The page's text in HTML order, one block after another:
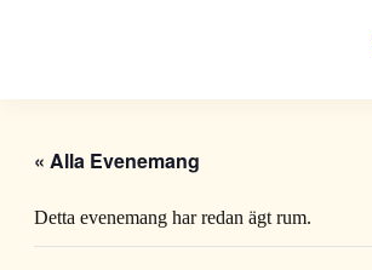
« Alla Evenemang
Detta evenemang har redan ägt rum.